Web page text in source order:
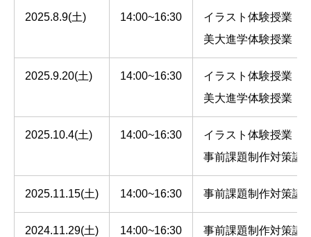
2025.8.9(土) 14:00~16:30
イラスト体験授業：
美大進学体験授業：
2025.9.20(土) 14:00~16:30
イラスト体験授業：
美大進学体験授業：
2025.10.4(土) 14:00~16:30
イラスト体験授業：
事前課題制作対策講
2025.11.15(土) 14:00~16:30 事前課題制作対策講
2024.11.29(土) 14:00~16:30 事前課題制作対策講